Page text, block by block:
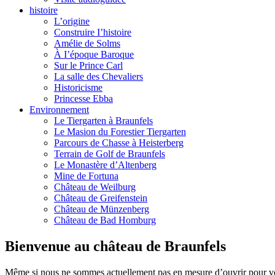
histoire
L’origine
Construire I’histoire
Amélie de Solms
À I’époque Baroque
Sur le Prince Carl
La salle des Chevaliers
Historicisme
Princesse Ebba
Environnement
Le Tiergarten à Braunfels
Le Masion du Forestier Tiergarten
Parcours de Chasse à Heisterberg
Terrain de Golf de Braunfels
Le Monastère d’Altenberg
Mine de Fortuna
Château de Weilburg
Château de Greifenstein
Château de Münzenberg
Château de Bad Homburg
Bienvenue au château de Braunfels
Même si nous ne sommes actuellement pas en mesure d’ouvrir pour